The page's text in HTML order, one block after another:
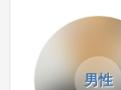
男性